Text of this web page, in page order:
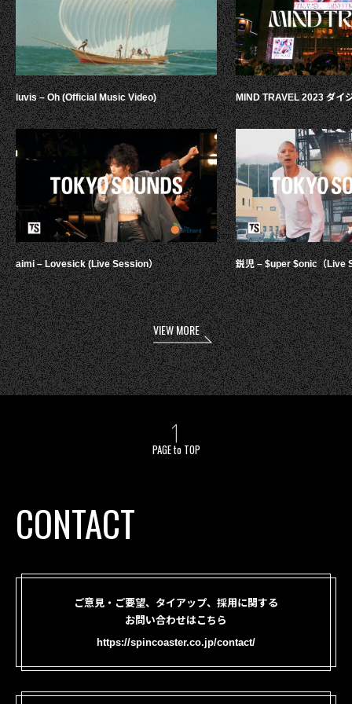
luvis – Oh (Official Music Video)
aimi – Lovesick (Live Session）
MIND TRAVEL 2023 ダイ
鋭児 – $uper $onic（Live
VIEW MORE
PAGE to TOP
CONTACT
ご意見・ご要望、タイアップ、採用に関する
お問い合わせはこちら
https://spincoaster.co.jp/contact/